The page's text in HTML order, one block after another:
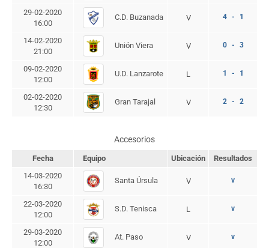
29-02-2020
16:00
C.D. Buzanada V 4 - 1
14-02-2020
21:00
Unión Viera V 0 - 3
09-02-2020
12:00
U.D. Lanzarote L 1 - 1
02-02-2020
12:30
Gran Tarajal V 2 - 2
Accesorios
Fecha Equipo Ubicación
Resultados
14-03-2020
16:30
Santa Úrsula V v
22-03-2020
12:00
S.D. Tenisca L v
29-03-2020
12:00
At. Paso V v